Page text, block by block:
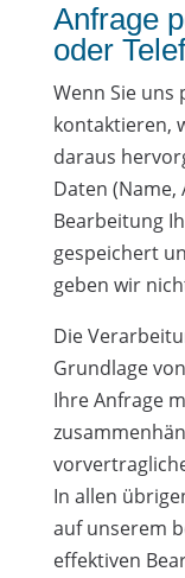
Anfrage
oder
Wenn Sie uns
kontaktieren,
daraus
Daten (Name,
Bearbeitung
gespeichert
geben wir
Die
Grundlage
Ihre Anfrage
In allen
auf unserem
effektiven